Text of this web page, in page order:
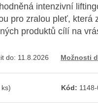
intenzivní
pro zralou pleť, která
produktů cílí na
do: 11.8.2026 Možnosti
ks) Kód: